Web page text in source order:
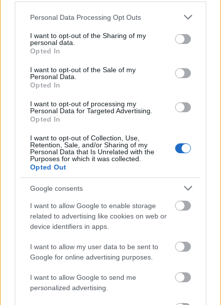
Please note that this website/app uses one or more Google
not limited to your visit or usage behaviour. You may click to
grant or deny consent to Google and its third-party tags to
use your data for below specified purposes in below Google
consent section.
Personal Data Processing Opt Outs
I want to opt-out of the Sharing of my
personal data.
Opted In
I want to opt-out of the Sale of my
Personal Data.
Opted In
I want to opt-out of processing my
Personal Data for Targeted Advertising.
Opted In
I want to opt-out of Collection, Use,
Retention, Sale, and/or Sharing of my
Personal Data that Is Unrelated with the
Purposes for which it was collected.
Opted Out
Google consents
I want to allow Google to enable storage
related to advertising like cookies on web or
device identifiers in apps.
I want to allow my user data to be sent to
Google for online advertising purposes.
I want to allow Google to send me
personalized advertising.
Γ.Παπανδρέου, στο τμήμα της από
30ης Οκτωβρίου, καθ’ όλο το μήκος της.
Από ώρα 07.00 σταδιακά και μέχρι πέρατος της
όλων των οχημάτων στους παρακάτω δρόμους της
πόλης:
Μ.Μπότσαρη – Καραϊσκάκη – Καλλιδοπούλου,
25ης Μαρτίου, Π.Συνδίκα, Παρασκευοπούλου,
Χατζή, 28ης Οκτωβρίου, στα τμήματά τους από
τη Λεωφ. Βασ. Όλγας μέχρι τη Λεωφ. Μεγάλου
Αλεξάνδρου.
Στρατηγού Κακαβού.
Παύλου Μελά, στο τμήμα της από την πλατεία
Σουλιώτη, στο τμήμα της από τη Καλλιδοπούλου